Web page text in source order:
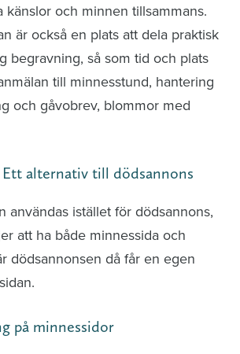
känslor och minnen tillsammans.
är också en plats att dela praktisk
begravning, så som tid och plats
till minnesstund, hantering
och gåvobrev, blommor med
alternativ till dödsannons
användas istället för dödsannons,
att ha både minnessida och
dödsannonsen då får en egen
på minnessidor